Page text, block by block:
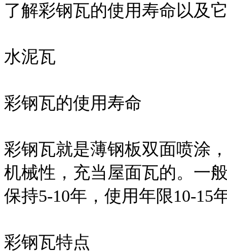
了解彩钢瓦的使用寿命以及
水泥瓦
彩钢瓦的使用寿命
彩钢瓦就是薄钢板双面喷涂
机械性，充当屋面瓦的。一
保持5-10年，使用年限10-15
彩钢瓦特点